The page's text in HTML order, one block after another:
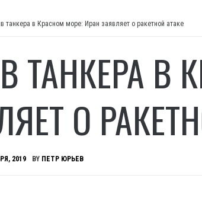
танкера в Красном море: Иран заявляет о ракетной атаке
ТАНКЕРА В
О
2019 BY ПЕТР ЮРЬЕВ